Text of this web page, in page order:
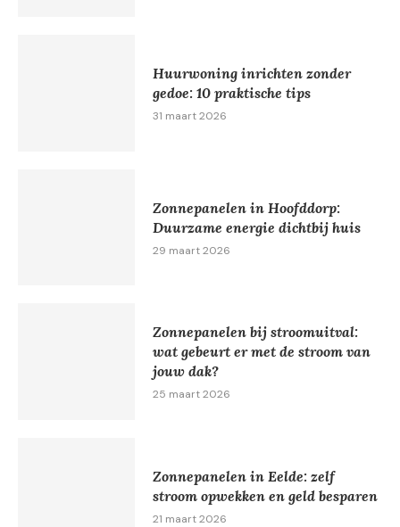
Huurwoning inrichten zonder
gedoe: 10 praktische tips
31 maart 2026
Zonnepanelen in Hoofddorp:
Duurzame energie dichtbij huis
29 maart 2026
Zonnepanelen bij stroomuitval:
wat gebeurt er met de stroom van
jouw dak?
25 maart 2026
Zonnepanelen in Eelde: zelf
stroom opwekken en geld besparen
21 maart 2026